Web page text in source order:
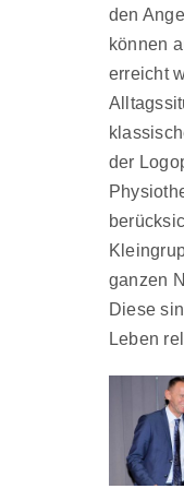
den
können
erreicht
der
ganzen
Diese
Leben